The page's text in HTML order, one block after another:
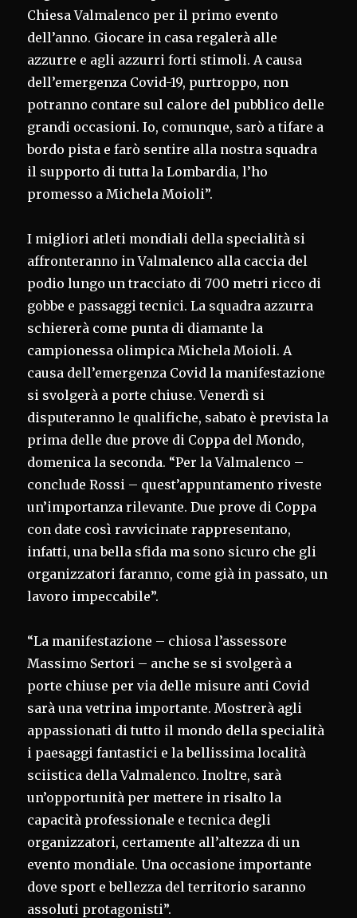
Chiesa Valmalenco per il primo evento
dell’anno. Giocare in casa regalerà alle
azzurre e agli azzurri forti stimoli. A causa
dell’emergenza Covid-19, purtroppo, non
potranno contare sul calore del pubblico delle
grandi occasioni. Io, comunque, sarò a tifare a
bordo pista e farò sentire alla nostra squadra
il supporto di tutta la Lombardia, l’ho
promesso a Michela Moioli”.
I migliori atleti mondiali della specialità si
affronteranno in Valmalenco alla caccia del
podio lungo un tracciato di 700 metri ricco di
gobbe e passaggi tecnici. La squadra azzurra
schiererà come punta di diamante la
campionessa olimpica Michela Moioli. A
causa dell’emergenza Covid la manifestazione
si svolgerà a porte chiuse. Venerdì si
disputeranno le qualifiche, sabato è prevista la
prima delle due prove di Coppa del Mondo,
domenica la seconda. “Per la Valmalenco –
conclude Rossi – quest’appuntamento riveste
un’importanza rilevante. Due prove di Coppa
con date così ravvicinate rappresentano,
infatti, una bella sfida ma sono sicuro che gli
organizzatori faranno, come già in passato, un
lavoro impeccabile”.
“La manifestazione – chiosa l’assessore
Massimo Sertori – anche se si svolgerà a
porte chiuse per via delle misure anti Covid
sarà una vetrina importante. Mostrerà agli
appassionati di tutto il mondo della specialità
i paesaggi fantastici e la bellissima località
sciistica della Valmalenco. Inoltre, sarà
un’opportunità per mettere in risalto la
capacità professionale e tecnica degli
organizzatori, certamente all’altezza di un
evento mondiale. Una occasione importante
dove sport e bellezza del territorio saranno
assoluti protagonisti”.